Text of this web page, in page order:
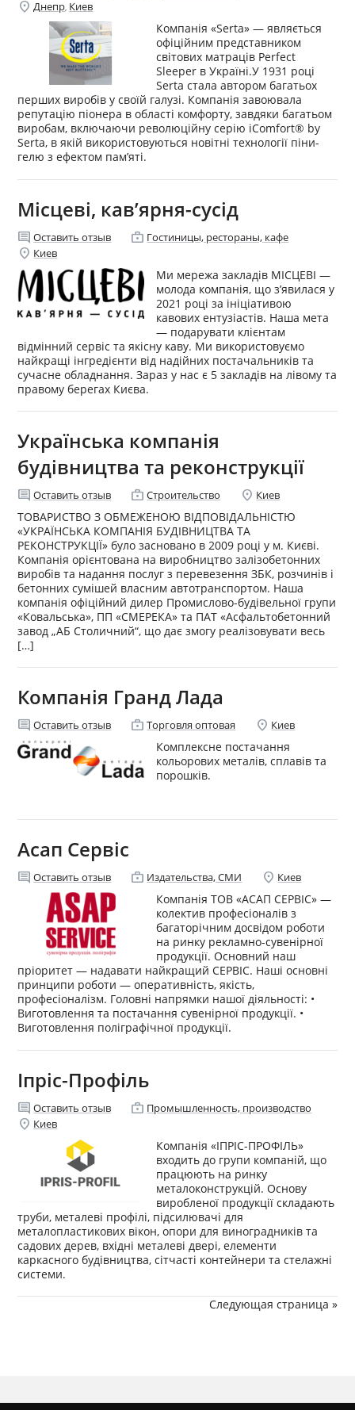
location_on Днепр, Киев
Компанія «Serta» — являється
офіційним представником
світових матраців Perfect
Sleeper в Україні.У 1931 році
Serta стала автором багатьох
перших виробів у своїй галузі. Компанія завоювала
репутацію піонера в області комфорту, завдяки багатьом
виробам, включаючи революційну серію iComfort® by
Serta, в якій використовуються новітні технології піни-
гелю з ефектом пам’яті.
Місцеві, кав’ярня-сусід
comment Оставить отзыв enterprise Гостиницы, рестораны, кафе
location_on Киев
Ми мережа закладів МІСЦЕВІ —
молода компанія, що з’явилася у
2021 році за ініціативою
кавових ентузіастів. Наша мета
— подарувати клієнтам
відмінний сервіс та якісну каву. Ми використовуємо
найкращі інгредієнти від надійних постачальників та
сучасне обладнання. Зараз у нас є 5 закладів на лівому та
правому берегах Києва.
Українська компанія
будівництва та реконструкції
comment Оставить отзыв enterprise Строительство location_on Киев
ТОВАРИСТВО З ОБМЕЖЕНОЮ ВІДПОВІДАЛЬНІСТЮ
«УКРАЇНСЬКА КОМПАНІЯ БУДІВНИЦТВА ТА
РЕКОНСТРУКЦІЇ» було засновано в 2009 році у м. Києві.
Компанія орієнтована на виробництво залізобетонних
виробів та надання послуг з перевезення ЗБК, розчинів і
бетонних сумішей власним автотранспортом. Наша
компанія офіційний дилер Промислово-будівельної групи
«Ковальська», ПП «СМЕРЕКА» та ПАТ «Асфальтобетонний
завод „АБ Столичний“, що дає змогу реалізовувати весь
[…]
Компанія Гранд Лада
comment Оставить отзыв enterprise Торговля оптовая location_on Киев
Комплексне постачання
кольорових металів, сплавів та
порошків.
Асап Сервіс
comment Оставить отзыв enterprise Издательства, СМИ location_on Киев
Компанія ТОВ «ACAП СЕРВІС» —
колектив професіоналів з
багаторічним досвідом роботи
на ринку рекламно-сувенірної
продукції. Основний наш
пріоритет — надавати найкращий СЕРВІС. Наші основні
принципи роботи — оперативність, якість,
професіоналізм. Головні напрямки нашої діяльності: •
Виготовлення та постачання сувенірної продукції. •
Виготовлення поліграфічної продукції.
Іпріс-Профіль
comment Оставить отзыв enterprise Промышленность, производство
location_on Киев
Компанія «ІПРІС-ПРОФІЛЬ»
входить до групи компаній, що
працюють на ринку
металоконструкцій. Основу
виробленої продукції складають
труби, металеві профілі, підсилювачі для
металопластикових вікон, опори для виноградників та
садових дерев, вхідні металеві двері, елементи
каркасного будівництва, сітчасті контейнери та стелажні
системи.
Следующая страница »